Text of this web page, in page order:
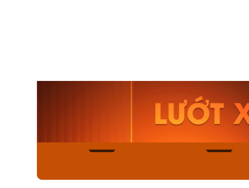
Casio Nam MTS-
115D-1AVDF
2.823.000₫
2.399.550₫
Mua ngay